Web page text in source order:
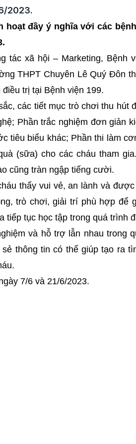
2023.
hoạt đầy ý nghĩa với các
tác xã hội – Marketing, Bệnh
THPT Chuyên Lê Quý Đôn
trị tại Bệnh viện 199.
các tiết mục trò chơi thu hút
Phần trắc nghiệm đơn giản
tiêu biểu khác; Phần thi làm
(sữa) cho các cháu tham
cũng tràn ngập tiếng cười.
thấy vui vẻ, an lành và được
trò chơi, giải trí phù hợp để
tiếp tục học tập trong quá trình
và hỗ trợ lẫn nhau trong
thông tin có thể giúp tạo ra
7/6 và 21/6/2023.